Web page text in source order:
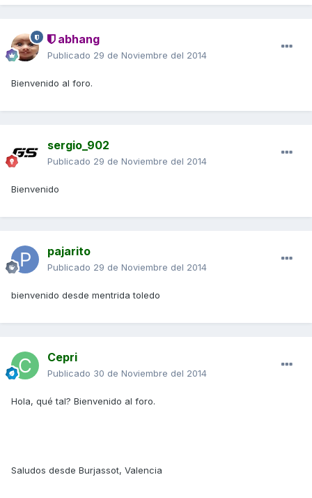
abhang
Publicado 29 de Noviembre del 2014
Bienvenido al foro.
sergio_902
Publicado 29 de Noviembre del 2014
Bienvenido
pajarito
Publicado 29 de Noviembre del 2014
bienvenido desde mentrida toledo
Cepri
Publicado 30 de Noviembre del 2014
Hola, qué tal? Bienvenido al foro.
Saludos desde Burjassot, Valencia